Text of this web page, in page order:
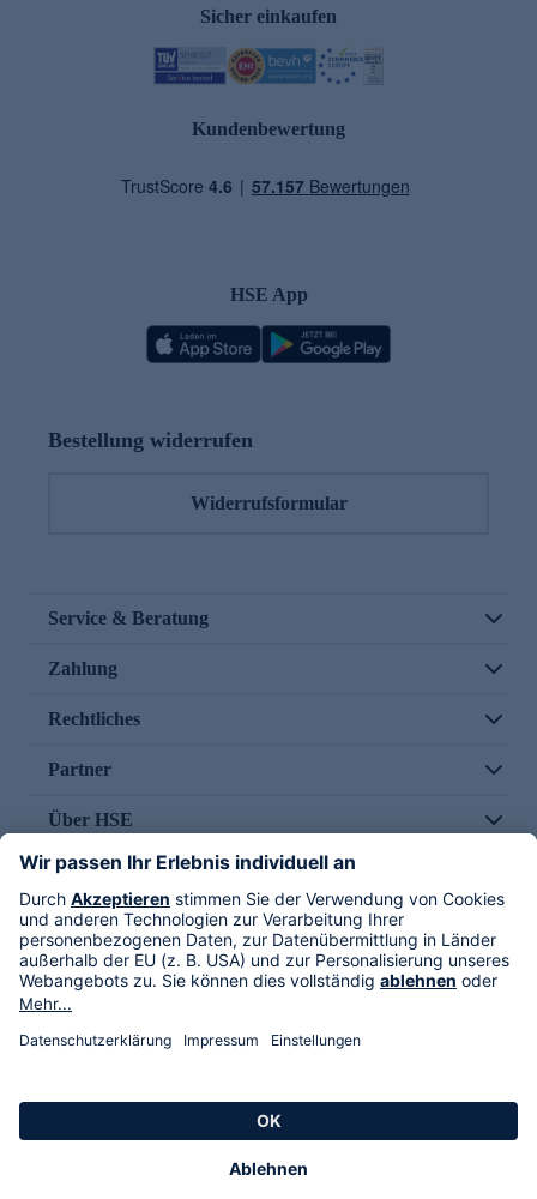
Sicher einkaufen
Kundenbewertung
HSE App
Bestellung widerrufen
Widerrufsformular
Service & Beratung
Zahlung
Rechtliches
Partner
Über HSE
Im TV
HSE International